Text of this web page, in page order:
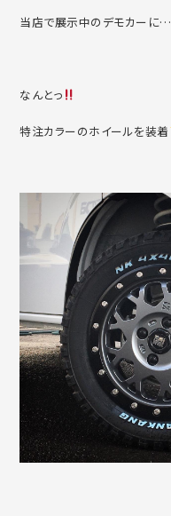
当店で展示中のデモカーに…
なんとっ
特注カラーのホイールを装着